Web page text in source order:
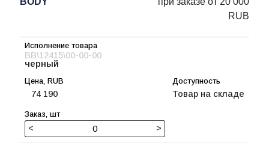
RUB
BB\12415\00-00-00
черный
74 190 Товар на складе
< >